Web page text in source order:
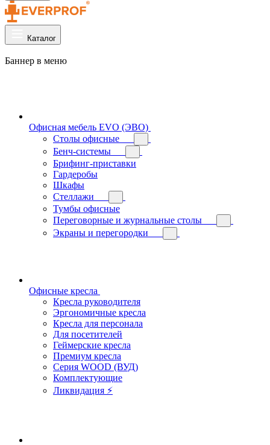
Каталог
Баннер в меню
Офисная мебель EVO (ЭВО)
Cтолы офисные
Бенч-системы
Брифинг-приставки
Гардеробы
Шкафы
Стеллажи
Тумбы офисные
Переговорные и журнальные столы
Экраны и перегородки
Офисные кресла
Кресла руководителя
Эргономичные кресла
Кресла для персонала
Для посетителей
Геймерские кресла
Премиум кресла
Серия WOOD (ВУД)
Комплектующие
Ликвидация ⚡